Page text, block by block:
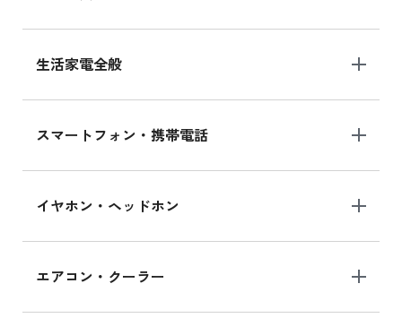
生活家電全般
スマートフォン・携帯電話
イヤホン・ヘッドホン
エアコン・クーラー